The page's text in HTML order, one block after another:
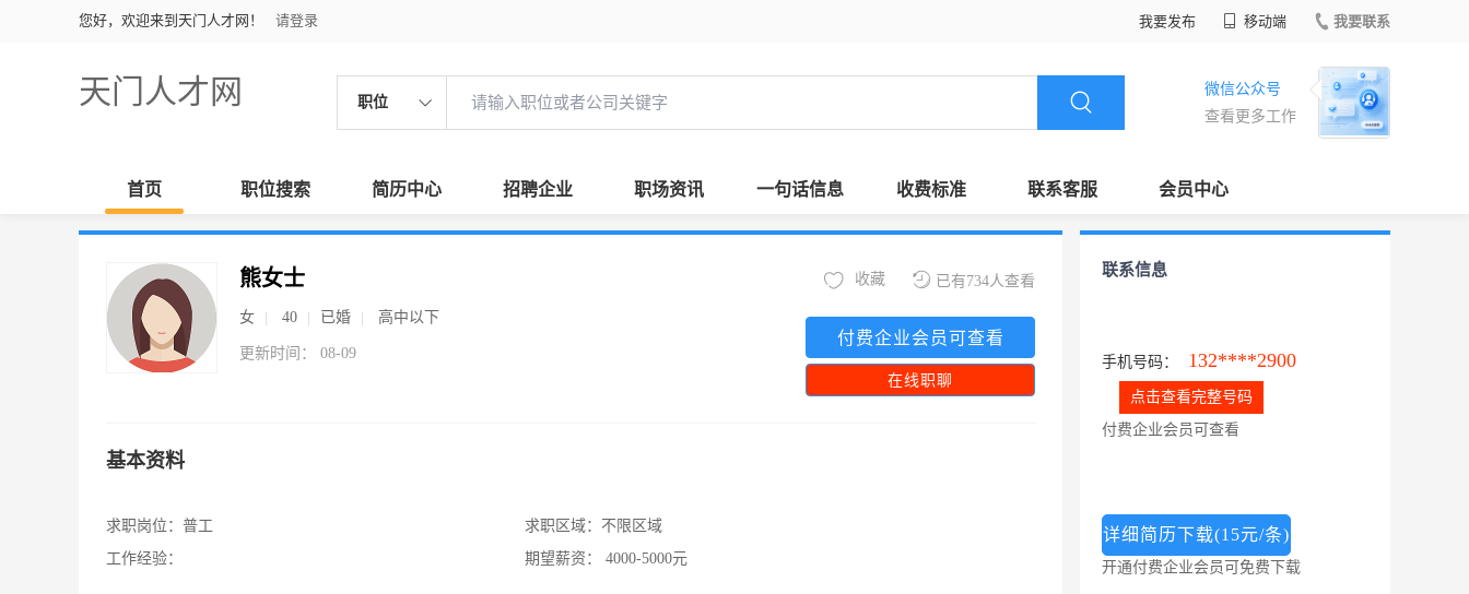
您好，欢迎来到天门人才网！ 请登录 我要发布 移动端 我要联系
天门人才网 职位
微信公众号
查看更多工作
首页 职位搜索 简历中心 招聘企业 职场资讯 一句话信息 收费标准 联系客服 会员中心
熊女士
女 40 已婚 高中以下
更新时间： 08-09
已有734人查看
收藏
付费企业会员可查看
在线职聊
基本资料
求职岗位： 普工
工作经验：
求职区域： 不限区域
期望薪资：
4000-5000元
联系信息
手机号码： 132****2900
点击查看完整号码
付费企业会员可查看
详细简历下载(15元/条)
开通付费企业会员可免费下载